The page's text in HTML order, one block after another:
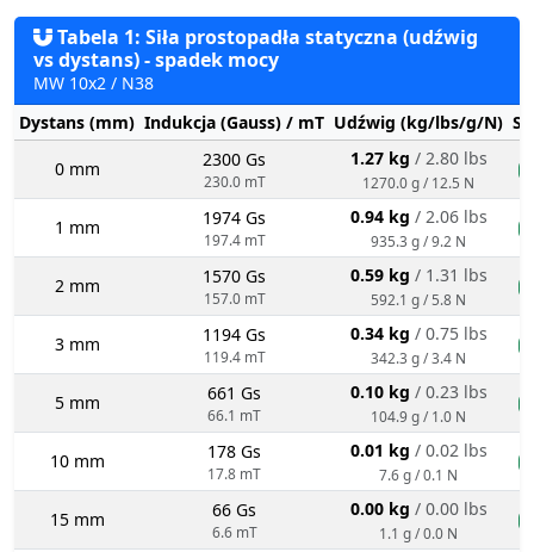
Tabela 1: Siła prostopadła statyczna (udźwig
vs dystans) - spadek mocy
MW 10x2 / N38
Dystans (mm) Indukcja (Gauss) / mT Udźwig (kg/lbs/g/N)
0 mm 2300 Gs
230.0 mT
1.27 kg / 2.80 lbs
1270.0 g / 12.5 N
1 mm 1974 Gs
197.4 mT
0.94 kg / 2.06 lbs
935.3 g / 9.2 N
2 mm 1570 Gs
157.0 mT
0.59 kg / 1.31 lbs
592.1 g / 5.8 N
3 mm 1194 Gs
119.4 mT
0.34 kg / 0.75 lbs
342.3 g / 3.4 N
5 mm 661 Gs
66.1 mT
0.10 kg / 0.23 lbs
104.9 g / 1.0 N
10 mm 178 Gs
17.8 mT
0.01 kg / 0.02 lbs
7.6 g / 0.1 N
15 mm 66 Gs
6.6 mT
0.00 kg / 0.00 lbs
1.1 g / 0.0 N